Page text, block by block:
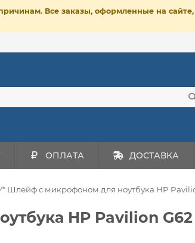
Все заказы, оформленные на
ОПЛАТА ДОСТАВКА
Шлейф с микрофоном для ноутбука HP
HP Pavilion G62